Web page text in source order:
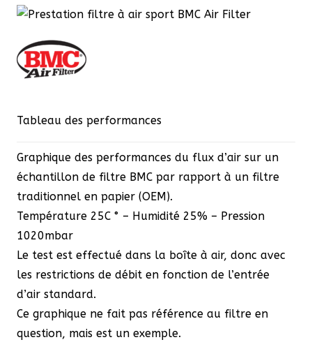
Tableau des performances
Graphique des performances du flux d’air sur un
échantillon de filtre BMC par rapport à un filtre
traditionnel en papier (OEM).
Température 25C ° – Humidité 25% – Pression
1020mbar
Le test est effectué dans la boîte à air, donc avec
les restrictions de débit en fonction de l’entrée
d’air standard.
Ce graphique ne fait pas référence au filtre en
question, mais est un exemple.